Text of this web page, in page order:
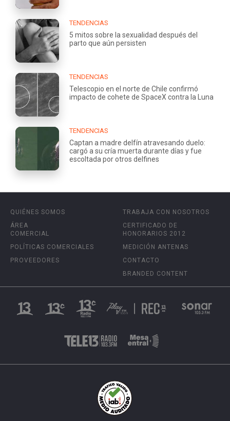
TENDENCIAS
5 mitos sobre la sexualidad después del
parto que aún persisten
TENDENCIAS
Telescopio en el norte de Chile confirmó
impacto de cohete de SpaceX contra la Luna
TENDENCIAS
Captan a madre delfín atravesando duelo:
cargó a su cría muerta durante días y fue
escoltada por otros delfines
QUIÉNES SOMOS
ÁREA
COMERCIAL
POLÍTICAS COMERCIALES
PROVEEDORES
TRABAJA CON NOSOTROS
CERTIFICADO DE
HONORARIOS 2012
MEDICIÓN ANTENAS
CONTACTO
BRANDED CONTENT